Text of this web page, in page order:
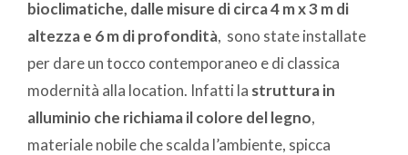
bioclimatiche, dalle misure di circa 4 m x 3 m di
altezza e 6 m di profondità, sono state installate
per dare un tocco contemporaneo e di classica
modernità alla location. Infatti la struttura in
alluminio che richiama il colore del legno,
materiale nobile che scalda l’ambiente, spicca